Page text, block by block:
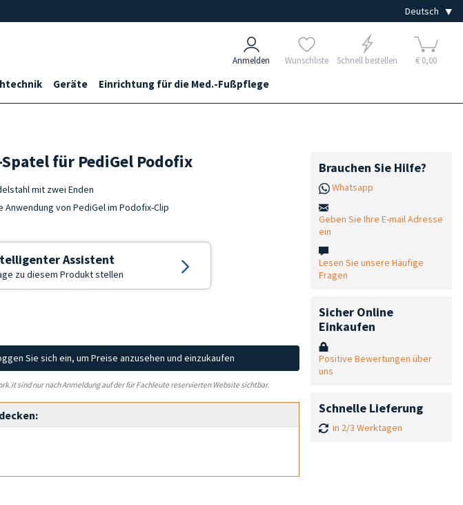
Anmelden Wunschliste Schnell bestellen € 0,00
Geräte Einrichtung für die Med.-Fußpflege
für PediGel Podofix
mit zwei Enden
von PediGel im Podofix-Clip
Assistent
zu diesem Produkt stellen
Sie sich ein, um Preise anzusehen und einzukaufen
sind nur nach Anmeldung auf der für Fachleute reservierten Website sichtbar.
Brauchen Sie Hilfe?
Whatsapp
Geben Sie Ihre E-mail Adresse
ein
Lesen Sie unsere Häufige
Fragen
Sicher Online
Einkaufen
Positive Bewertungen über
uns
Schnelle Lieferung
in 2/3 Werktagen